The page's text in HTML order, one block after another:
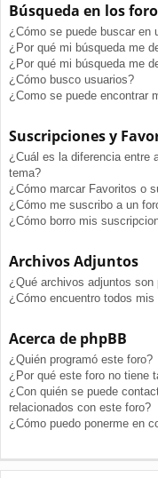
Búsqueda en los
¿Cómo se puede buscar en
¿Por qué mi búsqueda me
¿Por qué mi búsqueda me
¿Cómo busco usuarios?
¿Como se puede encontrar
Suscripciones y
¿Cuál es la diferencia entre
tema?
¿Cómo marcar Favoritos o
¿Cómo me suscribo a un
¿Cómo borro mis
Archivos Adjuntos
¿Qué archivos adjuntos
¿Cómo encuentro todos
Acerca de phpBB
¿Quién programó este foro?
¿Por qué este foro no tiene
¿Con quién se puede
relacionados con este foro?
¿Cómo puedo ponerme en